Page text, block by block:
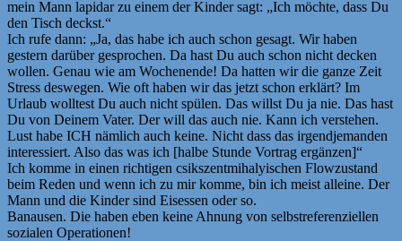
mein Mann lapidar zu einem der Kinder sagt: „Ich möchte, dass Du
den Tisch deckst.“
Ich rufe dann: „Ja, das habe ich auch schon gesagt. Wir haben
gestern darüber gesprochen. Da hast Du auch schon nicht decken
wollen. Genau wie am Wochenende! Da hatten wir die ganze Zeit
Stress deswegen. Wie oft haben wir das jetzt schon erklärt? Im
Urlaub wolltest Du auch nicht spülen. Das willst Du ja nie. Das hast
Du von Deinem Vater. Der will das auch nie. Kann ich verstehen.
Lust habe ICH nämlich auch keine. Nicht dass das irgendjemanden
interessiert. Also das was ich [halbe Stunde Vortrag ergänzen]“
Ich komme in einen richtigen csikszentmihalyischen Flowzustand
beim Reden und wenn ich zu mir komme, bin ich meist alleine. Der
Mann und die Kinder sind Eisessen oder so.
Banausen. Die haben eben keine Ahnung von selbstreferenziellen
sozialen Operationen!